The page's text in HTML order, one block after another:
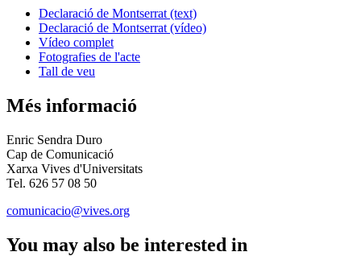
Declaració de Montserrat (text)
Declaració de Montserrat (vídeo)
Vídeo complet
Fotografies de l'acte
Tall de veu
Més informació
Enric Sendra Duro
Cap de Comunicació
Xarxa Vives d'Universitats
Tel. 626 57 08 50
comunicacio@vives.org
You may also be interested in